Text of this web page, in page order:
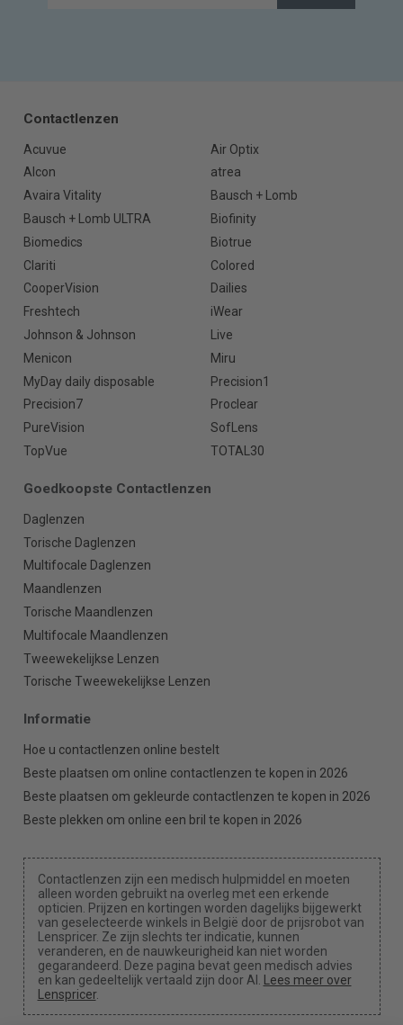
Contactlenzen
Acuvue
Air Optix
Alcon
atrea
Avaira Vitality
Bausch + Lomb
Bausch + Lomb ULTRA
Biofinity
Biomedics
Biotrue
Clariti
Colored
CooperVision
Dailies
Freshtech
iWear
Johnson & Johnson
Live
Menicon
Miru
MyDay daily disposable
Precision1
Precision7
Proclear
PureVision
SofLens
TopVue
TOTAL30
Goedkoopste Contactlenzen
Daglenzen
Torische Daglenzen
Multifocale Daglenzen
Maandlenzen
Torische Maandlenzen
Multifocale Maandlenzen
Tweewekelijkse Lenzen
Torische Tweewekelijkse Lenzen
Informatie
Hoe u contactlenzen online bestelt
Beste plaatsen om online contactlenzen te kopen in 2026
Beste plaatsen om gekleurde contactlenzen te kopen in 2026
Beste plekken om online een bril te kopen in 2026
Contactlenzen zijn een medisch hulpmiddel en moeten
alleen worden gebruikt na overleg met een erkende
opticien. Prijzen en kortingen worden dagelijks bijgewerkt
van geselecteerde winkels in België door de prijsrobot van
Lenspricer. Ze zijn slechts ter indicatie, kunnen
veranderen, en de nauwkeurigheid kan niet worden
gegarandeerd. Deze pagina bevat geen medisch advies
en kan gedeeltelijk vertaald zijn door AI. Lees meer over
Lenspricer.